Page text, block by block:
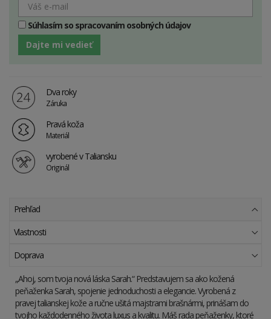
Súhlasím so spracovaním osobných údajov
Dajte mi vedieť
Dva roky
Záruka
Pravá koža
Materiál
vyrobené v Taliansku
Originál
Prehľad
Vlastnosti
Doprava
„Ahoj, som tvoja nová láska Sarah.“ Predstavujem sa ako kožená
peňaženka Sarah, spojenie jednoduchosti a elegancie. Vyrobená z
pravej talianskej kože a ručne ušitá majstrami brašnármi, prinášam do
tvojho každodenného života luxus a kvalitu. Máš rada peňaženky, ktoré